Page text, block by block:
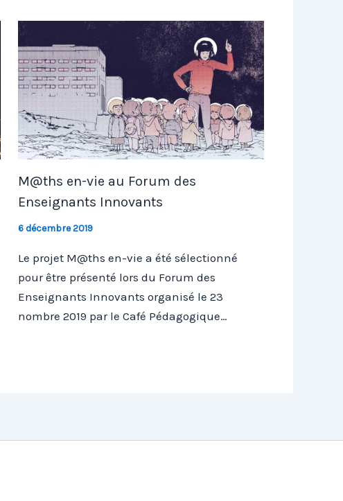
M@ths en-vie au Forum des
Enseignants Innovants
6 décembre 2019
Le projet M@ths en-vie a été sélectionné
pour être présenté lors du Forum des
Enseignants Innovants organisé le 23
nombre 2019 par le Café Pédagogique…